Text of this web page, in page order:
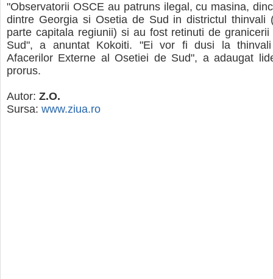
"Observatorii OSCE au patruns ilegal, cu masina,
dintre Georgia si Osetia de Sud in districtul thinvali
parte capitala regiunii) si au fost retinuti de
Sud", a anuntat Kokoiti. "Ei vor fi dusi la
Afacerilor Externe al Osetiei de Sud", a adaugat
prorus.
Autor: Z.O.
Sursa: www.ziua.ro